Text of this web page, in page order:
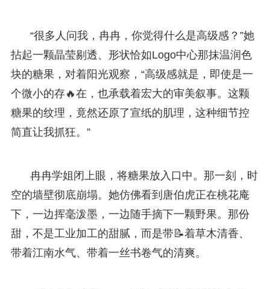
“很多人问我，冉冉，你觉得什么是高级感？”她
拈起一颗晶莹剔透、形状恰如Logo中心那抹温润色
块的糖果，对着阳光观察，“高级感就是，即使是一
个微小的存🔥在，也承载着宏大的审美叙事。这颗
糖果的纹理，竟然还原了宣纸的肌理，这种细节控
简直让我抓狂。”
冉冉学姐闭上眼，将糖果放入口中。那一刻，时
空的墙壁彻底崩塌。她仿佛看到唐伯虎正在桃花庵
下，一边挥毫泼墨，一边随手摘下一颗野果。那份
甜，不是工业加工的甜腻，而是带📝着草木清香、
带着江南水气、带着一丝书卷气的清爽。